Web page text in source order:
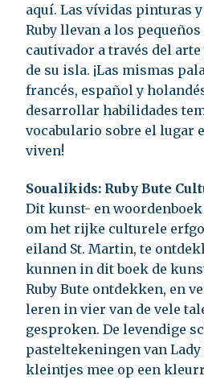
aquí. Las vívidas pinturas
Ruby llevan a los
cautivador a través del
de su isla. ¡Las mismas
francés, español y
desarrollar habilidades
vocabulario sobre el lugar
viven!
Soualikids: Ruby Bute
Dit kunst- en
om het rijke culturele
eiland St. Martin, te
kunnen in dit boek de
Ruby Bute ontdekken, en
leren in vier van de vele
gesproken. De levendige
pasteltekeningen van Lady
kleintjes mee op een